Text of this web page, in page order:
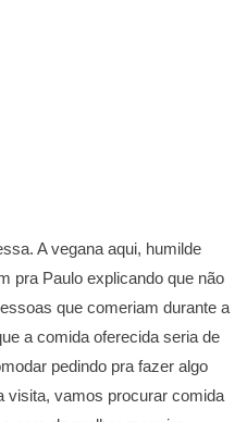
A vegana aqui, humilde
pra Paulo explicando que não
que comeriam durante a
a comida oferecida seria de
pedindo pra fazer algo
visita, vamos procurar comida